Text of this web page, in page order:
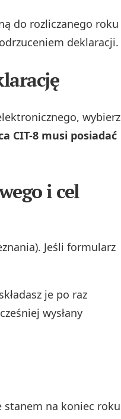
do rozliczanego roku
deklaracji.
wybierz
CIT-8 musi posiadać
i cel
Jeśli formularz
je po raz
wysłany
stanem na koniec roku